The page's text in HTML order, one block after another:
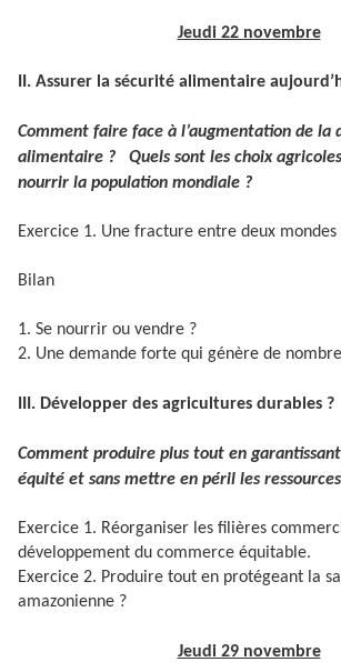
Jeudi 22 novembre
II. Assurer la sécurité alimentaire
Comment faire face à l’augmentation de la
alimentaire ?
Quels sont les choix
nourrir la population mondiale ?
Exercice 1. Une fracture entre deux
Bilan
1. Se nourrir ou vendre ?
2. Une demande forte qui génère de
III. Développer des agricultures durables ?
Comment produire plus tout en
équité et sans mettre en péril les
Exercice 1. Réorganiser les filières
développement du commerce équitable.
Exercice 2. Produire tout en protégeant la
amazonienne ?
Jeudi 29 novembre